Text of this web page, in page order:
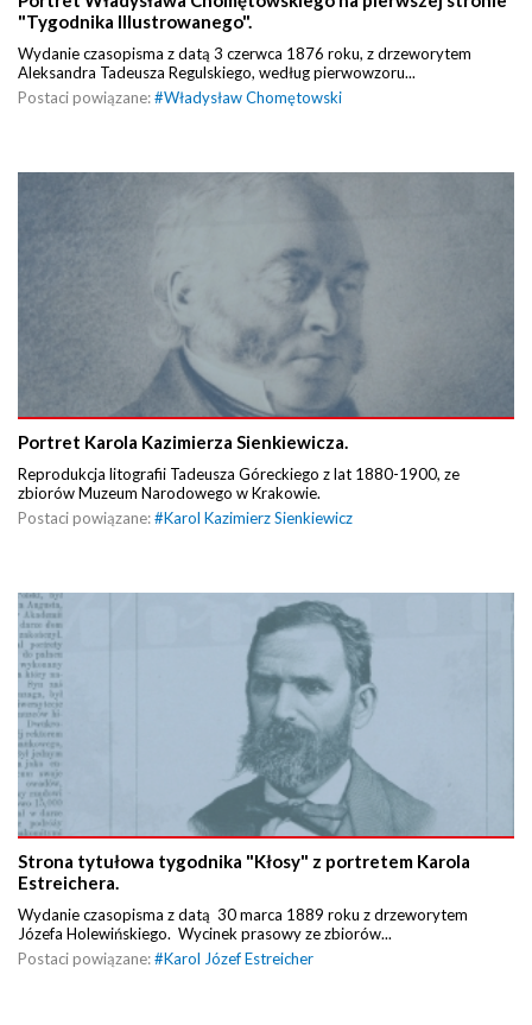
"Tygodnika Illustrowanego".
Wydanie czasopisma z datą 3 czerwca 1876 roku, z drzeworytem
Aleksandra Tadeusza Regulskiego, według pierwowzoru...
Postaci powiązane:#Władysław Chomętowski
Portret Karola Kazimierza Sienkiewicza.
Reprodukcja litografii Tadeusza Góreckiego z lat 1880-1900, ze
zbiorów Muzeum Narodowego w Krakowie.
Postaci powiązane:#Karol Kazimierz Sienkiewicz
Strona tytułowa tygodnika "Kłosy" z portretem Karola
Estreichera.
Wydanie czasopisma z datą 30 marca 1889 roku z drzeworytem
Józefa Holewińskiego. Wycinek prasowy ze zbiorów...
Postaci powiązane:#Karol Józef Estreicher